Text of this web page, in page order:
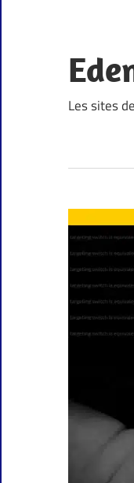
content
Les sites